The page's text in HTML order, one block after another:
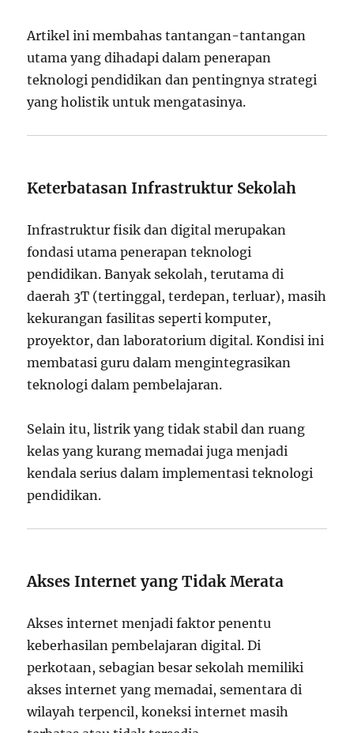
Artikel ini membahas tantangan-tantangan
utama yang dihadapi dalam penerapan
teknologi pendidikan dan pentingnya strategi
yang holistik untuk mengatasinya.
Keterbatasan Infrastruktur Sekolah
Infrastruktur fisik dan digital merupakan
fondasi utama penerapan teknologi
pendidikan. Banyak sekolah, terutama di
daerah 3T (tertinggal, terdepan, terluar), masih
kekurangan fasilitas seperti komputer,
proyektor, dan laboratorium digital. Kondisi ini
membatasi guru dalam mengintegrasikan
teknologi dalam pembelajaran.
Selain itu, listrik yang tidak stabil dan ruang
kelas yang kurang memadai juga menjadi
kendala serius dalam implementasi teknologi
pendidikan.
Akses Internet yang Tidak Merata
Akses internet menjadi faktor penentu
keberhasilan pembelajaran digital. Di
perkotaan, sebagian besar sekolah memiliki
akses internet yang memadai, sementara di
wilayah terpencil, koneksi internet masih